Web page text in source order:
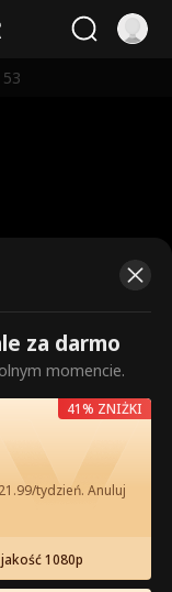
za darmo
momencie.
tydzień. Anuluj
1080p
41% ZNIŻKI